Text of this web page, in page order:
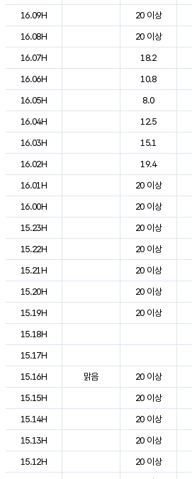
16.09H
20 이상
16.08H
20 이상
16.07H
18.2
16.06H
10.8
16.05H
8.0
16.04H
12.5
16.03H
15.1
16.02H
19.4
16.01H
20 이상
16.00H
20 이상
15.23H
20 이상
15.22H
20 이상
15.21H
20 이상
15.20H
20 이상
15.19H
20 이상
15.18H
15.17H
15.16H
맑음 20 이상
15.15H
20 이상
15.14H
20 이상
15.13H
20 이상
15.12H
20 이상